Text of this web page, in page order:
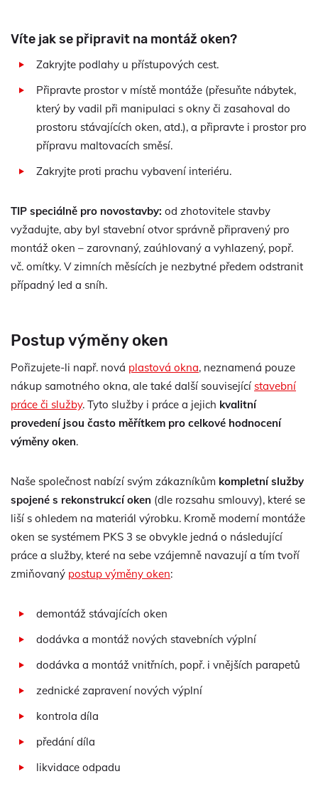
Víte jak se připravit na montáž oken?
Zakryjte podlahy u přístupových cest.
Připravte prostor v místě montáže (přesuňte nábytek,
který by vadil při manipulaci s okny či zasahoval do
prostoru stávajících oken, atd.), a připravte i prostor pro
přípravu maltovacích směsí.
Zakryjte proti prachu vybavení interiéru.
TIP speciálně pro novostavby: od zhotovitele stavby
vyžadujte, aby byl stavební otvor správně připravený pro
montáž oken – zarovnaný, zaúhlovaný a vyhlazený, popř.
vč. omítky. V zimních měsících je nezbytné předem odstranit
případný led a sníh.
Postup výměny oken
Pořizujete-li např. nová plastová okna, neznamená pouze
nákup samotného okna, ale také další související stavební
práce či služby. Tyto služby i práce a jejich kvalitní
provedení jsou často měřítkem pro celkové hodnocení
výměny oken.
Naše společnost nabízí svým zákazníkům kompletní služby
spojené s rekonstrukcí oken (dle rozsahu smlouvy), které se
liší s ohledem na materiál výrobku. Kromě moderní montáže
oken se systémem PKS 3 se obvykle jedná o následující
práce a služby, které na sebe vzájemně navazují a tím tvoří
zmiňovaný postup výměny oken:
demontáž stávajících oken
dodávka a montáž nových stavebních výplní
dodávka a montáž vnitřních, popř. i vnějších parapetů
zednické zapravení nových výplní
kontrola díla
předání díla
likvidace odpadu